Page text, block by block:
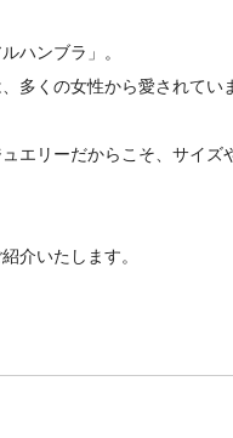
ハンブラ」。
多くの女性から愛されてい
エリーだからこそ、サイズ
介いたします。